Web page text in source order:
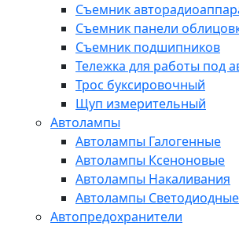
Съемник
Съемник панели
Съемник подшипников
Тележка для работы под
Трос буксировочный
Щуп измерительный
Автолампы
Автолампы Галогенные
Автолампы Ксеноновые
Автолампы Накаливания
Автолампы Светодиодные
Автопредохранители